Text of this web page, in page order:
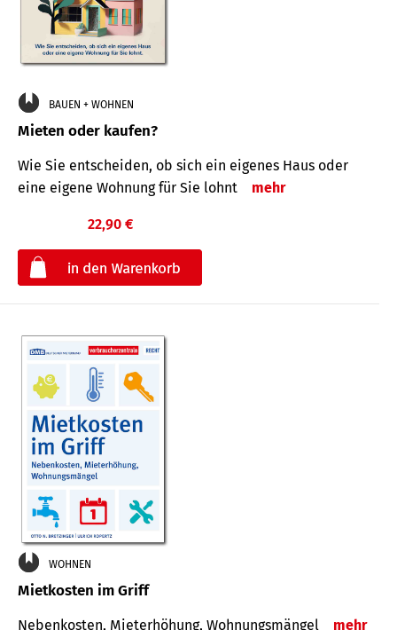
BAUEN + WOHNEN
Mieten oder kaufen?
Wie Sie entscheiden, ob sich ein eigenes Haus oder
eine eigene Wohnung für Sie lohnt
mehr
22,90 €
WOHNEN
Mietkosten im Griff
Nebenkosten, Mieterhöhung, Wohnungsmängel mehr